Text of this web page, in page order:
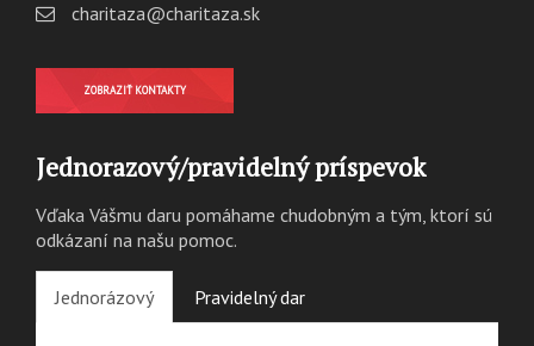
charitaza@charitaza.sk
ZOBRAZIŤ KONTAKTY
Jednorazový/pravidelný príspevok
Vďaka Vášmu daru pomáhame chudobným a tým, ktorí sú
odkázaní na našu pomoc.
Jednorázový Pravidelný dar